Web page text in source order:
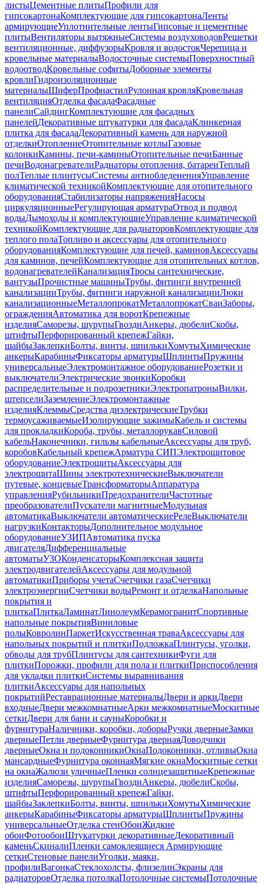
листыЦементные плитыПрофили для
гипсокартонаКомплектующие для гипсокартонаЛенты
армирующиеУплотнительные лентыГипсовые и цементные
плитыВентиляторы вытяжныеСистемы воздуховодовРешетки
вентиляционные, диффузорыКровля и водостокЧерепица и
кровельные материалыВодосточные системыПоверхностный
водоотводКровельные софитыДоборные элементы
кровлиГидроизоляционные
материалыШиферПрофнастилРулонная кровляКровельная
вентиляцияОтделка фасадаФасадные
панелиСайдингКомплектующие для фасадных
панелейДекоративные штукатурки для фасадаКлинкерная
плитка для фасадаДекоративный камень для наружной
отделкиОтоплениеОтопительные котлыГазовые
колонкиКамины, печи-каминыОтопительные печиБанные
печиВодонагревателиРадиаторы отопления, батареиТеплый
полТеплые плинтусыСистемы антиобледененияУправление
климатической техникойКомплектующие для отопительного
оборудованияСтабилизаторы напряженияНасосы
циркуляционныеРегулирующая арматураОтвод и подвод
водыДымоходы и комплектующиеУправление климатической
техникойКомплектующие для радиаторовКомплектующие для
теплого полаТопливо и аксессуары для отопительного
оборудованияКомплектующие для печей, каминовАксессуары
для каминов, печейКомплектующие для отопительных котлов,
водонагревателейКанализацияТросы сантехнические,
вантузыПрочистные машиныТрубы, фитинги внутренней
канализацииТрубы, фитинги наружной канализацииЛюки
канализационныеМеталлопрокатМеталлопрокатСваиЗаборы,
огражденияАвтоматика для воротКрепежные
изделияСаморезы, шурупыГвоздиАнкеры, дюбелиСкобы,
штифтыПерфорированный крепежГайки,
шайбыЗаклепкиБолты, винты, шпилькиХомутыХимические
анкерыКарабиныФиксаторы арматурыШплинтыПружины
универсальныеЭлектромонтажное оборудованиеРозетки и
выключателиЭлектрические звонкиКоробки
распределительные и подрозетникиЭлектропатроныВилки,
штепселиЗаземлениеЭлектромонтажные
изделияКлеммыСредства диэлектрическиеТрубки
термоусаживаемыеИзолирующие зажимыКабель и системы
для прокладкиКороба, трубы, металлорукавСиловой
кабельНаконечники, гильзы кабельныеАксессуары для труб,
коробовКабельный крепежАрматура СИПЭлектрощитовое
оборудованиеЭлектрощитыАксессуары для
электрощитаШины электротехническиеВыключатели
путевые, концевыеТрансформаторыАппаратура
управленияРубильникиПредохранителиЧастотные
преобразователиПускатели магнитныеМодульная
автоматикаВыключатели автоматическиеРелеВыключатели
нагрузкиКонтакторыДополнительное модульное
оборудованиеУЗИПАвтоматика пуска
двигателяДифференциальные
автоматыУЗОКонденсаторыКомплексная защита
электродвигателейАксессуары для модульной
автоматикиПриборы учетаСчетчики газаСчетчики
электроэнергииСчетчики водыРемонт и отделкаНапольные
покрытия и
плиткаПлиткаЛаминатЛинолеумКерамогранитСпортивные
напольные покрытияВиниловые
полыКовролинПаркетИскусственная траваАксессуары для
напольных покрытий и плиткиПодложкаПлинтусы, уголки,
обводы для трубПлинтусы для сантехникиФуги для
плиткиПорожки, профили для пола и плиткиПриспособления
для укладки плиткиСистемы выравнивания
плиткиАксессуары для напольных
покрытийРеставрационные материалыДвери и аркиДвери
входныеДвери межкомнатныеАрки межкомнатныеМоскитные
сеткиДвери для бани и сауныКоробки и
фурнитураНаличники, коробки, доборыРучки дверныеЗамки
дверныеПетли дверныеФурнитура двернаяДоводчики
дверныеОкна и подоконникиОкнаПодоконники, отливыОкна
мансардныеФурнитура оконнаяМягкие окнаМоскитные сетки
на окнаЖалюзи уличныеПленки солнцезащитныеКрепежные
изделияСаморезы, шурупыГвоздиАнкеры, дюбелиСкобы,
штифтыПерфорированный крепежГайки,
шайбыЗаклепкиБолты, винты, шпилькиХомутыХимические
анкерыКарабиныФиксаторы арматурыШплинтыПружины
универсальныеОтделка стенОбоиЖидкие
обоиФотообоиШтукатурки декоративныеДекоративный
каменьСкиналиПленки самоклеящиеся Армирующие
сеткиСтеновые панелиУголки, маяки,
профилиВагонкаСтеклохолсты, флизелинЭкраны для
радиаторовОтделка потолкаПотолочные системыПотолочные